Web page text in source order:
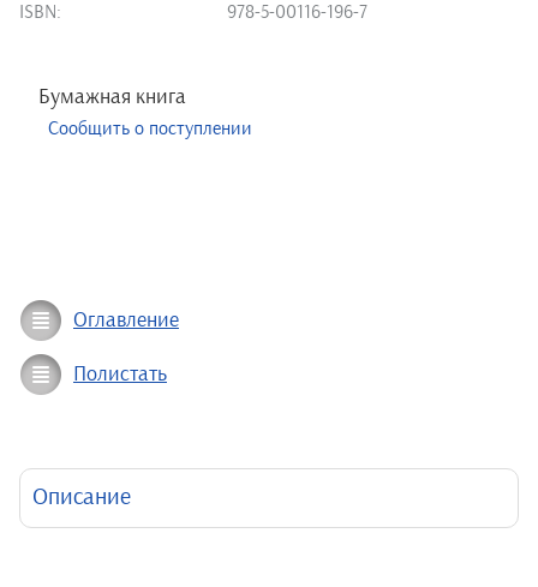
ISBN:
978-5-00116-196-7
Бумажная книга
Сообщить о поступлении
Оглавление
Полистать
Описание